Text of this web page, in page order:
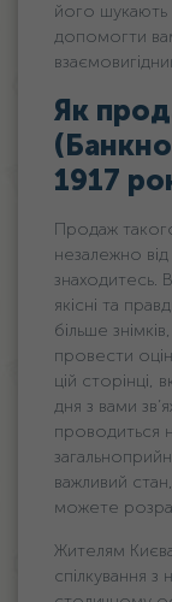
його шукають
допомогти
Як
1917
Продаж
незалежно
якісні та
більше
провести
цій сторінці,
дня з вами
проводиться
важливий
можете
Жителям
спілкування